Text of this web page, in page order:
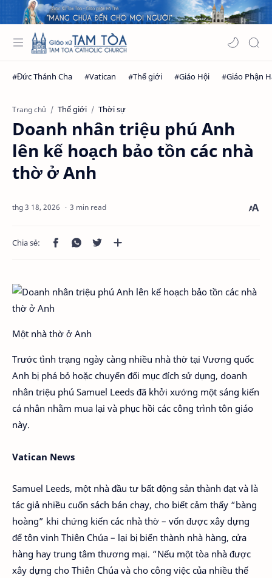
Trang chủ Thế giới Thời sự
Doanh nhân triệu phú Anh
lên kế hoạch bảo tồn các nhà
thờ ở Anh
3 min read
Một nhà thờ ở Anh
Trước tình trạng ngày càng nhiều nhà thờ tại Vương quốc
Anh bị phá bỏ hoặc chuyển đổi mục đích sử dụng, doanh
nhân triệu phú Samuel Leeds đã khởi xướng một sáng kiến
cá nhân nhằm mua lại và phục hồi các công trình tôn giáo
này.
Vatican News
Samuel Leeds, một nhà đầu tư bất động sản thành đạt và là
tác giả nhiều cuốn sách bán chạy, cho biết cảm thấy “bàng
hoàng” khi chứng kiến các nhà thờ – vốn được xây dựng
để tôn vinh Thiên Chúa – lại bị biến thành nhà hàng, cửa
hàng hay trung tâm thương mại. “Nếu một tòa nhà được
xây dựng cho Thiên Chúa và cho công việc của nhiều thế